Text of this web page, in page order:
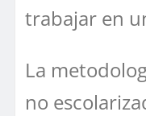
trabajar en
La
no